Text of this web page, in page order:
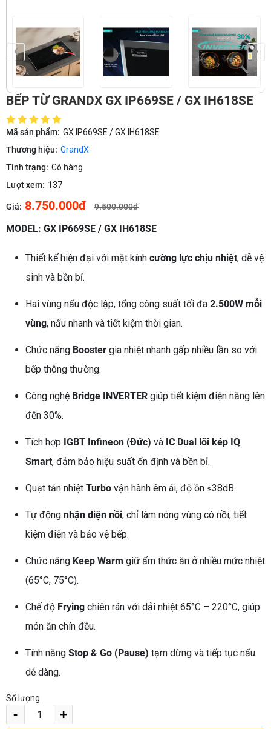
‹ ›
BẾP TỪ GRANDX GX IP669SE / GX IH618SE
Mã sản phẩm: GX IP669SE / GX IH618SE
Thương hiệu: GrandX
Tình trạng: Có hàng
Lượt xem: 137
Giá: 8.750.000đ 9.500.000đ
MODEL: GX IP669SE / GX IH618SE
Thiết kế hiện đại với mặt kính cường lực chịu nhiệt, dễ vệ
sinh và bền bỉ.
Hai vùng nấu độc lập, tổng công suất tối đa 2.500W mỗi
vùng, nấu nhanh và tiết kiệm thời gian.
Chức năng Booster gia nhiệt nhanh gấp nhiều lần so với
bếp thông thường.
Công nghệ Bridge INVERTER giúp tiết kiệm điện năng lên
đến 30%.
Tích hợp IGBT Infineon (Đức) và IC Dual lõi kép IQ
Smart, đảm bảo hiệu suất ổn định và bền bỉ.
Quạt tản nhiệt Turbo vận hành êm ái, độ ồn ≤38dB.
Tự động nhận diện nồi, chỉ làm nóng vùng có nồi, tiết
kiệm điện và bảo vệ bếp.
Chức năng Keep Warm giữ ấm thức ăn ở nhiều mức nhiệt
(65°C, 75°C).
Chế độ Frying chiên rán với dải nhiệt 65°C – 220°C, giúp
món ăn chín đều.
Tính năng Stop & Go (Pause) tạm dừng và tiếp tục nấu
dễ dàng.
Số lượng
- +